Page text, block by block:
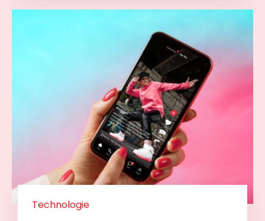
Technologie